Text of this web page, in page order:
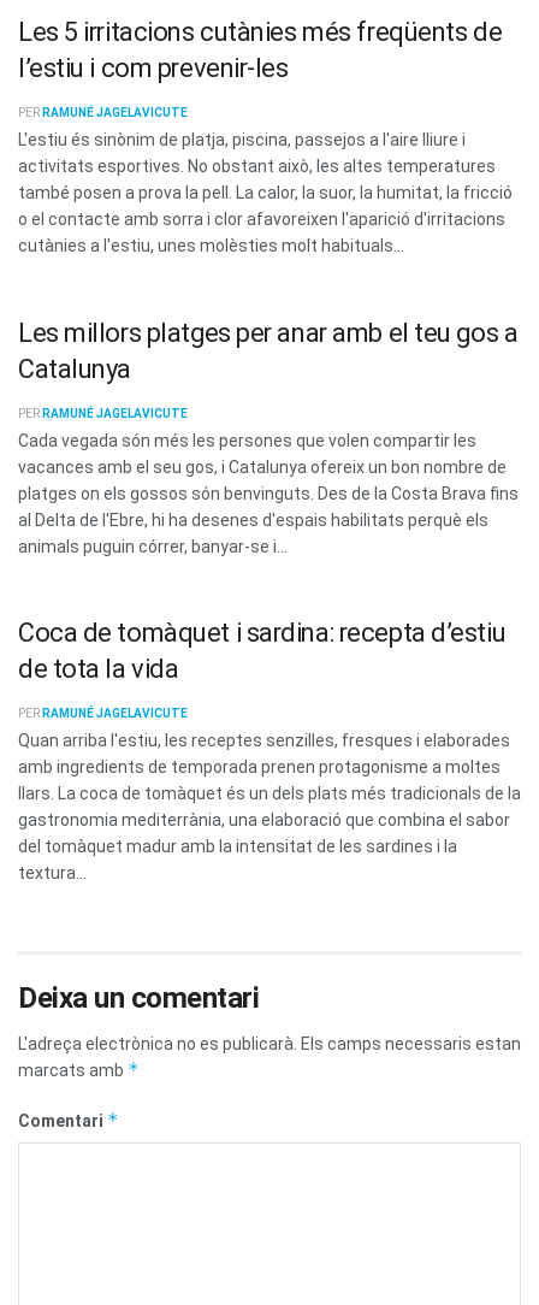
Les 5 irritacions cutànies més freqüents de
l’estiu i com prevenir-les
PER RAMUNÉ JAGELAVICUTE
L'estiu és sinònim de platja, piscina, passejos a l'aire lliure i
activitats esportives. No obstant això, les altes temperatures
també posen a prova la pell. La calor, la suor, la humitat, la fricció
o el contacte amb sorra i clor afavoreixen l'aparició d'irritacions
cutànies a l'estiu, unes molèsties molt habituals...
Les millors platges per anar amb el teu gos a
Catalunya
PER RAMUNÉ JAGELAVICUTE
Cada vegada són més les persones que volen compartir les
vacances amb el seu gos, i Catalunya ofereix un bon nombre de
platges on els gossos són benvinguts. Des de la Costa Brava fins
al Delta de l'Ebre, hi ha desenes d'espais habilitats perquè els
animals puguin córrer, banyar-se i...
Coca de tomàquet i sardina: recepta d’estiu
de tota la vida
PER RAMUNÉ JAGELAVICUTE
Quan arriba l'estiu, les receptes senzilles, fresques i elaborades
amb ingredients de temporada prenen protagonisme a moltes
llars. La coca de tomàquet és un dels plats més tradicionals de la
gastronomia mediterrània, una elaboració que combina el sabor
del tomàquet madur amb la intensitat de les sardines i la
textura...
Deixa un comentari
L'adreça electrònica no es publicarà. Els camps necessaris estan
marcats amb *
Comentari *